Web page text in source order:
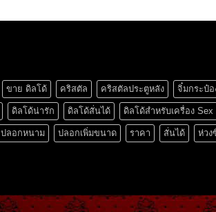
ขาย ดิลโด้ คริสตัล คริสตัลประตูหลัง จิ๋มกระป๋อ
ดิลโด้น่ารัก ดิลโด้สั่นได้ ดิลโด้สำหรับเครื่อง Sex
ปลอกหนาม ปลอกเพิ่มขนาด ราคา สั่นได้ ห่ว